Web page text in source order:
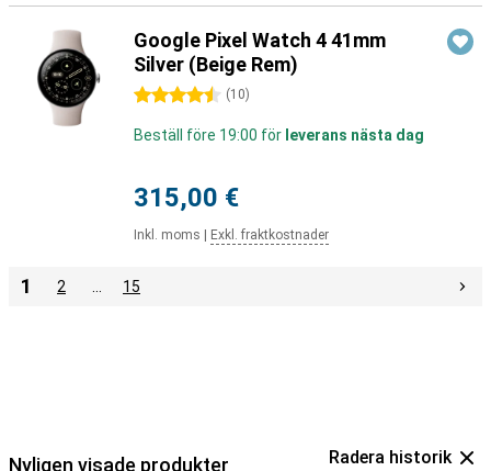
Google Pixel Watch 4 41mm
Silver (Beige Rem)
4.5 stjärnor (10)
Beställ före 19:00 för leverans nästa dag
315,00 €
Inkl. moms Exkl. fraktkostnader
1 2 15
Nyligen visade produkter Radera historik